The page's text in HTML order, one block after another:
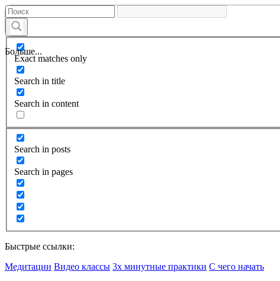
Больше...
Exact matches only
Search in title
Search in content
Search in posts
Search in pages
Быстрые ссылки:
Медитации Видео классы 3х минутные практики С чего начать